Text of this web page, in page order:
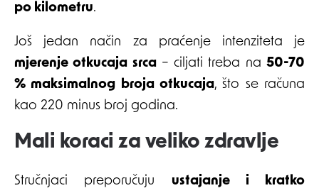
po kilometru.
Još jedan način za praćenje intenziteta je
mjerenje otkucaja srca– ciljati treba na50-70
% maksimalnog broja otkucaja, što se računa
kao 220 minus broj godina.
Mali koraci za veliko zdravlje
Stručnjaci preporučuju ustajanje i kratko